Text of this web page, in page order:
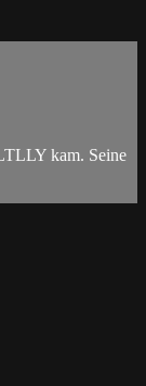
kam. Seine